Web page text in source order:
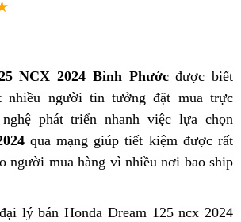
NCX 2024 Bình Phướcđược biết
nhiều người tin tưởng đặt mua trực
phát triển nhanh việc lựa chọn
qua mạng giúp tiết kiệm được rất
người mua hàng vì nhiều nơi bao ship
lý bán Honda Dream 125 ncx 2024